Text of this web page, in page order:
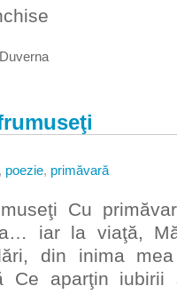
, poezie, primăvară
Cu
iar la viaţă,
din inima
Ce aparţin